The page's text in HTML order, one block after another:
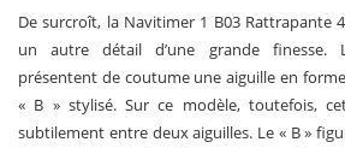
De surcroît, la Navitimer 1 B03 Rattrapante
un autre détail d’une grande finesse.
présentent de coutume une aiguille en forme
« B » stylisé. Sur ce modèle, toutefois,
subtilement entre deux aiguilles. Le « B »